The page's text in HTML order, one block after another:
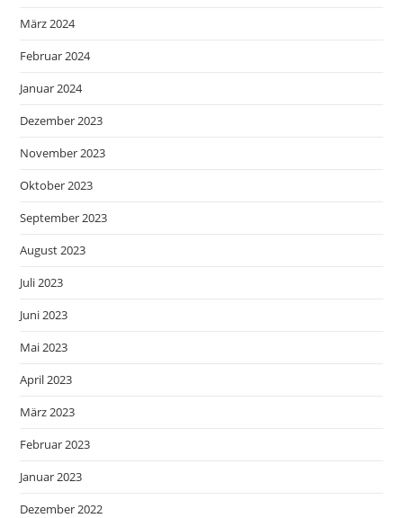
März 2024
Februar 2024
Januar 2024
Dezember 2023
November 2023
Oktober 2023
September 2023
August 2023
Juli 2023
Juni 2023
Mai 2023
April 2023
März 2023
Februar 2023
Januar 2023
Dezember 2022